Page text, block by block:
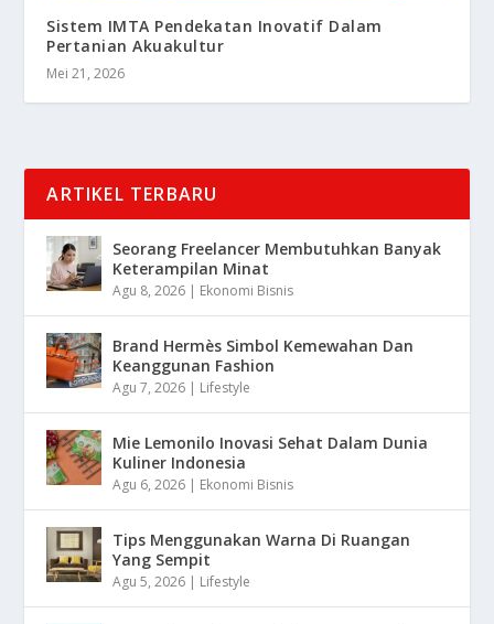
Sistem IMTA Pendekatan Inovatif Dalam
Pertanian Akuakultur
Mei 21, 2026
ARTIKEL TERBARU
Seorang Freelancer Membutuhkan Banyak
Keterampilan Minat
Agu 8, 2026 | Ekonomi Bisnis
Brand Hermès Simbol Kemewahan Dan
Keanggunan Fashion
Agu 7, 2026 | Lifestyle
Mie Lemonilo Inovasi Sehat Dalam Dunia
Kuliner Indonesia
Agu 6, 2026 | Ekonomi Bisnis
Tips Menggunakan Warna Di Ruangan
Yang Sempit
Agu 5, 2026 | Lifestyle